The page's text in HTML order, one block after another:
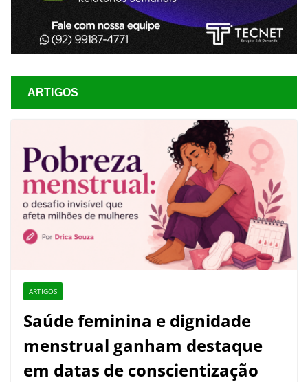
ARTIGOS
ARTIGOS
Saúde feminina e dignidade
menstrual ganham destaque
em datas de conscientização